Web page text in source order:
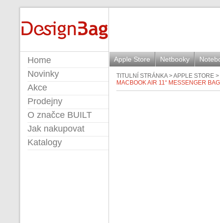
Apple Store Netbooky
TITULNÍ STRÁNKA>APPLE STORE >
MACBOOK AIR 11“ MESSENGER BAG
Home
Novinky
Akce
Prodejny
O značce BUILT
Jak nakupovat
Katalogy
BUILT